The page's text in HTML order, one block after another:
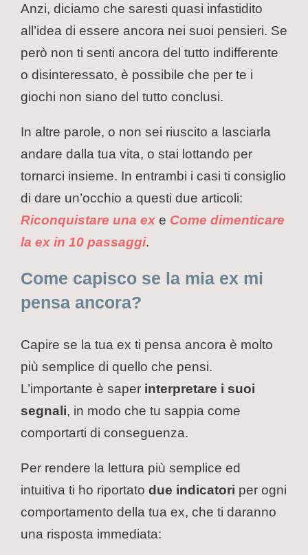
Anzi, diciamo che saresti quasi infastidito
all’idea di essere ancora nei suoi pensieri. Se
però non ti senti ancora del tutto indifferente
o disinteressato, è possibile che per te i
giochi non siano del tutto conclusi.
In altre parole, o non sei riuscito a lasciarla
andare dalla tua vita, o stai lottando per
tornarci insieme. In entrambi i casi ti consiglio
di dare un’occhio a questi due articoli:
Riconquistare una ex e Come dimenticare
la ex in 10 passaggi.
Come capisco se la mia ex mi
pensa ancora?
Capire se la tua ex ti pensa ancora è molto
più semplice di quello che pensi.
L’importante è saper interpretare i suoi
segnali, in modo che tu sappia come
comportarti di conseguenza.
Per rendere la lettura più semplice ed
intuitiva ti ho riportato due indicatori per ogni
comportamento della tua ex, che ti daranno
una risposta immediata: